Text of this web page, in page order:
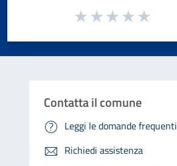
Valuta da 1 a 5 stelle la pagina
Contatta il comune
Leggi le domande frequenti
Richiedi assistenza